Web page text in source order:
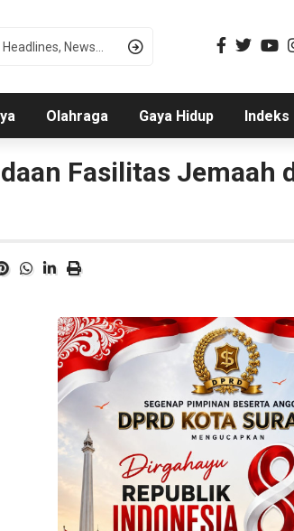
Olahraga Gaya Hidup Indeks
Fasilitas Jemaah